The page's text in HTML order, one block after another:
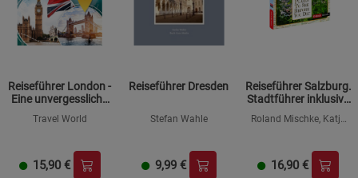
Reiseführer London -
Eine unvergessliche
alle Traumorte und
und erleben Sie
Kulinaris...
Travel World
15,90 €
Reiseführer Dresden
Stefan Wahle
9,99 €
Reiseführer Salzburg.
Stadtführer inklusive
Sehenswürdigkeiten,
Roland Mischke, Katja
16,90 €